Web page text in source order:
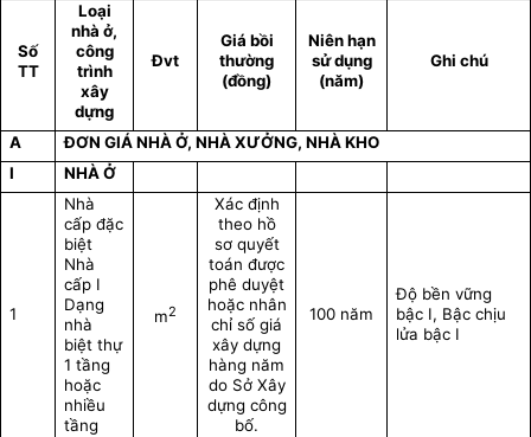
Số
TT
Loại
nhà ở,
công
trình
xây
dựng
Đvt
Giá bồi
thường
(đồng)
Niên hạn
sử dụng
(năm)
Ghi chú
A
ĐƠN GIÁ NHÀ Ở, NHÀ XƯỞNG, NHÀ KHO
I
NHÀ Ở
1
Nhà
cấp đặc
biệt
Nhà
cấp I
Dạng
nhà
biệt thự
1 tầng
hoặc
nhiều
tầng
m2
Xác định
theo hồ
sơ quyết
toán được
phê duyệt
hoặc nhân
chỉ số giá
xây dựng
hàng năm
do Sở Xây
dựng công
bố.
100 năm
Độ bền vững
bậc I, Bậc chịu
lửa bậc I